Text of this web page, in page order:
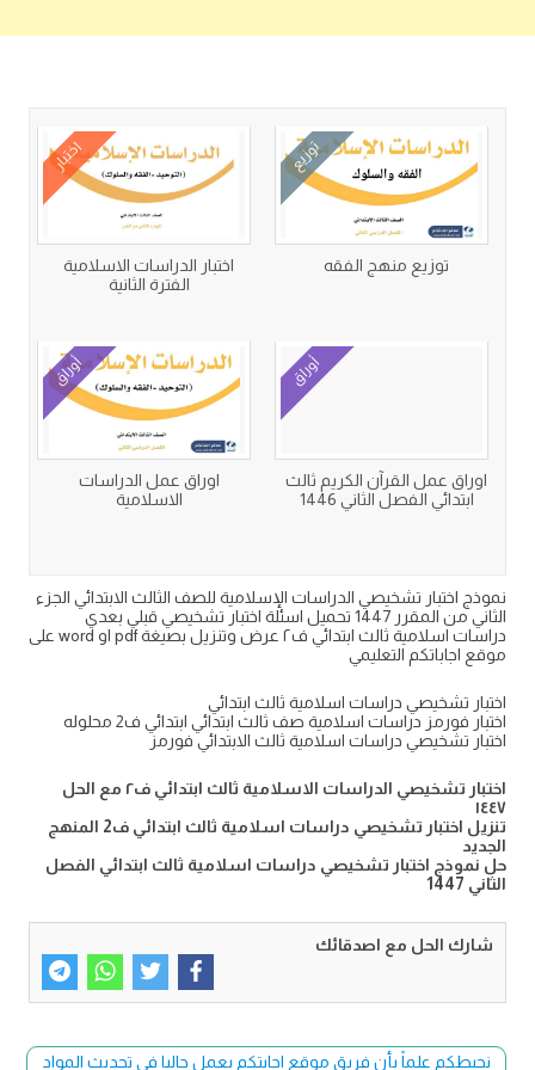
توزيع
توزيع منهج الفقه
اختبار
اختبار الدراسات الاسلامية
الفترة الثانية
أوراق
اوراق عمل القرآن الكريم ثالث
ابتدائي الفصل الثاني 1446
أوراق
اوراق عمل الدراسات
الاسلامية
نموذج اختبار تشخيصي الدراسات الإسلامية للصف الثالث الابتدائي الجزء
الثاني من المقرر 1447 تحميل اسئلة اختبار تشخيصي قبلي بعدي
دراسات اسلامية ثالث ابتدائي ف٢ عرض وتنزيل بصيغة pdf او word على
موقع اجاباتكم التعليمي
اختبار تشخيصي دراسات اسلامية ثالث ابتدائي
اختبار فورمز دراسات اسلامية صف ثالث ابتدائي ابتدائي ف2 محلوله
اختبار تشخيصي دراسات اسلامية ثالث الابتدائي فورمز
اختبار تشخيصي الدراسات الاسلامية ثالث ابتدائي ف٢ مع الحل
١٤٤٧
تنزيل اختبار تشخيصي دراسات اسلامية ثالث ابتدائي ف2 المنهج
الجديد
حل نموذج اختبار تشخيصي دراسات اسلامية ثالث ابتدائي الفصل
الثاني 1447
شارك الحل مع اصدقائك
نحيطكم علماً بأن فريق موقع اجابتكم يعمل حاليا في تحديث المواد